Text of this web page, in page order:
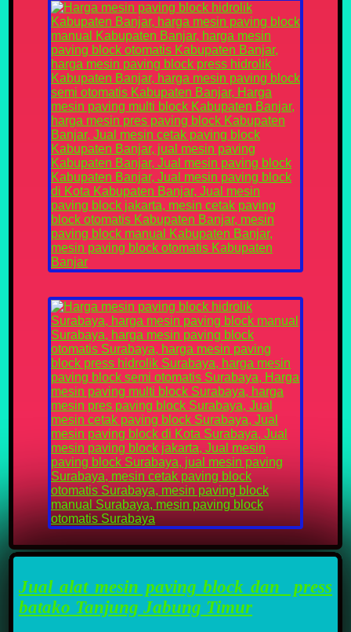
Jual alat mesin paving block dan press
batako Tanjung Jabung Timur